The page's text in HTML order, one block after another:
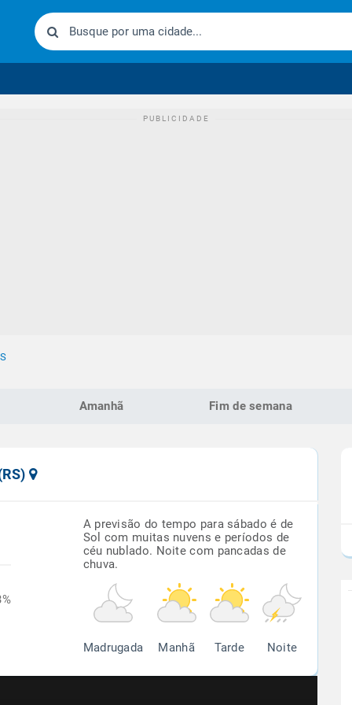
Amanhã Fim de semana
A previsão do tempo para sábado é de
Sol com muitas nuvens e períodos de
céu nublado. Noite com pancadas de
chuva.
Madrugada Manhã Tarde Noite